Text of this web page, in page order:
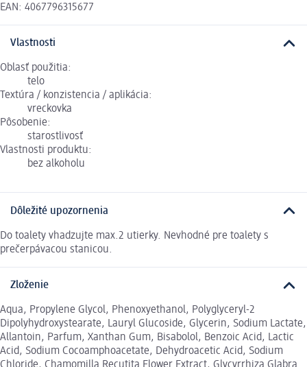
EAN: 4067796315677
Vlastnosti
Oblasť použitia:
telo
Textúra / konzistencia / aplikácia:
vreckovka
Pôsobenie:
starostlivosť
Vlastnosti produktu:
bez alkoholu
Dôležité upozornenia
Do toalety vhadzujte max.2 utierky. Nevhodné pre toalety s
prečerpávacou stanicou.
Zloženie
Aqua, Propylene Glycol, Phenoxyethanol, Polyglyceryl-2
Dipolyhydroxystearate, Lauryl Glucoside, Glycerin, Sodium Lactate,
Allantoin, Parfum, Xanthan Gum, Bisabolol, Benzoic Acid, Lactic
Acid, Sodium Cocoamphoacetate, Dehydroacetic Acid, Sodium